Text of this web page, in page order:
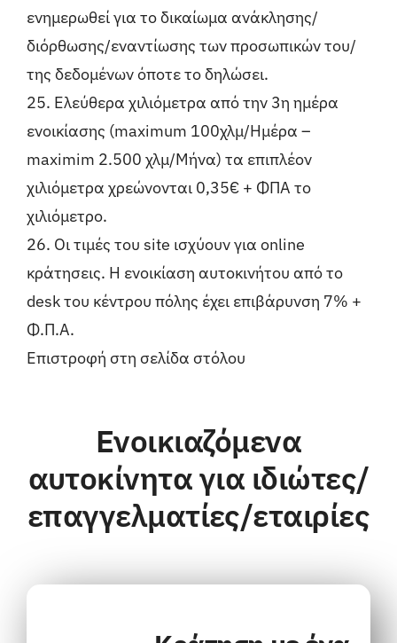
ενημερωθεί για το δικαίωμα ανάκλησης/
διόρθωσης/εναντίωσης των προσωπικών του/
της δεδομένων όποτε το δηλώσει.
25. Ελεύθερα χιλιόμετρα από την 3η ημέρα
ενοικίασης (maximum 100χλμ/Ημέρα –
maximim 2.500 χλμ/Μήνα) τα επιπλέον
χιλιόμετρα χρεώνονται 0,35€ + ΦΠΑ το
χιλιόμετρο.
26. Οι τιμές του site ισχύουν για online
κράτησεις. Η ενοικίαση αυτοκινήτου από το
desk του κέντρου πόλης έχει επιβάρυνση 7% +
Φ.Π.Α.
Επιστροφή στη σελίδα στόλου
Ενοικιαζόμενα
αυτοκίνητα για ιδιώτες/
επαγγελματίες/εταιρίες